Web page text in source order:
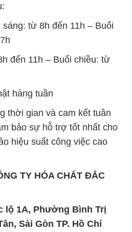
từ 8h đến 11h – Buổi
đến 11h – Buổi chiều: từ
hàng tuần
thời gian và cam kết tuân
bảo sự hỗ trợ tốt nhất cho
hiệu suất công việc cao
TY HÓA CHẤT ĐẮC
lộ 1A, Phường Bình Trị
Sài Gòn TP. Hồ Chí